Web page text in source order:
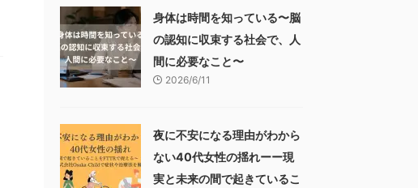
身体は時間を知っている〜脳
の認知に収束する社会で、人
間に必要なこと〜
2026/6/11
夜に不安になる理由がわから
ない40代女性の揺れーー現
実と未来の間で起きているこ